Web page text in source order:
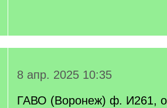
8 апр. 2025 10:35
ГАВО (Воронеж) ф. И261,